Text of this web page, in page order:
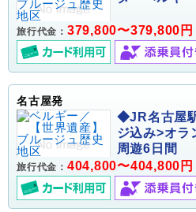
旅行代金： 379,800〜379,800円
名古屋発
◆JR名古屋
ジ込み>オラ
周遊6日間
旅行代金： 404,800〜404,800円